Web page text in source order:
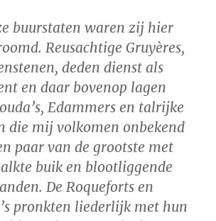
buurstaten waren zij hier
Reusachtige Gruyères,
deden dienst als
en daar bovenop lagen
Edammers en talrijke
die mij volkomen onbekend
paar van de grootste met
buik en blootliggende
De Roqueforts en
pronkten liederlijk met hun